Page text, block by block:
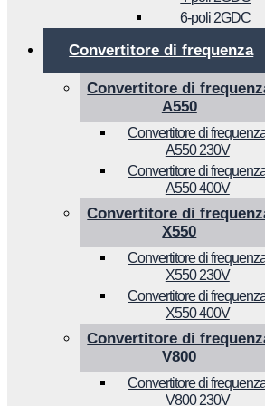
6-poli 2GDC
Convertitore di frequenza
Convertitore di
A550
Convertitore di
A550 230V
Convertitore di
A550 400V
Convertitore di
X550
Convertitore di
X550 230V
Convertitore di
X550 400V
Convertitore di
V800
Convertitore di
V800 230V